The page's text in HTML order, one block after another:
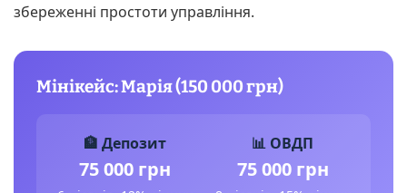
збереженні простоти управління.
Мінікейс: Марія (150 000 грн)
🏦 Депозит
75 000 грн
📊 ОВДП
75 000 грн